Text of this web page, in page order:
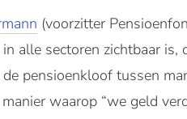
(voorzitter
alle sectoren zichtbaar is,
pensioenkloof tussen
waarop “we geld